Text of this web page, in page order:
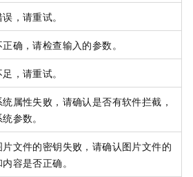
，请重试。
确，请检查输入的参数。
，请重试。
属性失败，请确认是否有软件拦截，
参数。
文件的密钥失败，请确认图片文件的
容是否正确。